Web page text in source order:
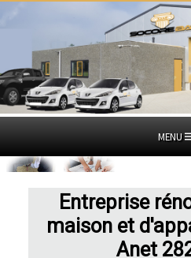
MENU
Entreprise
maison et
Anet